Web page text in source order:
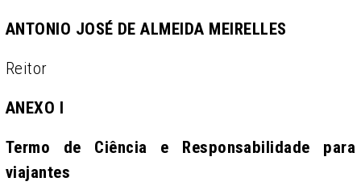
ANTONIO JOSÉ DE ALMEIDA MEIRELLES
Reitor
ANEXO I
Termo de Ciência e Responsabilidade para
viajantes